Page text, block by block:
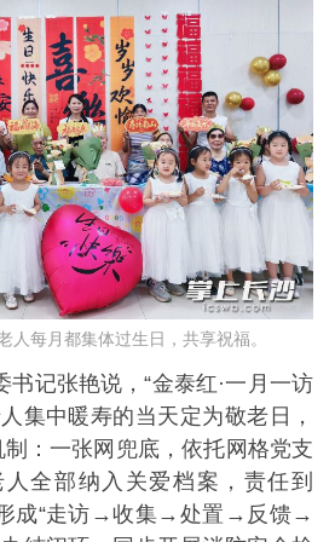
人每月都集体过生日，共享祝福。
书记张艳说，“金泰红·一月一访
集中暖寿的当天定为敬老日，
制：一张网兜底，依托网格党支
全部纳入关爱档案，责任到
形成“走访→收集→处置→反馈→